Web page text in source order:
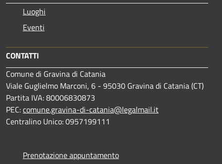
Luoghi
Eventi
CONTATTI
Comune di Gravina di Catania
Viale Guglielmo Marconi, 6 - 95030 Gravina di Catania (CT)
Partita IVA: 80006830873
PEC:comune.gravina-di-catania@legalmail.it
Centralino Unico: 0957199111
Prenotazione appuntamento